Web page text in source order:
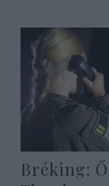
Bréking: